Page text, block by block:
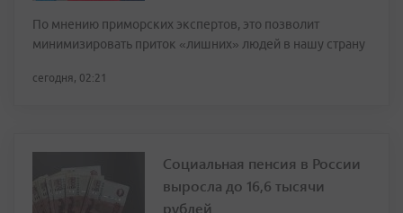
По мнению приморских экспертов, это позволит
минимизировать приток «лишних» людей в нашу страну
сегодня, 02:21
Социальная пенсия в России
выросла до 16,6 тысячи
рублей